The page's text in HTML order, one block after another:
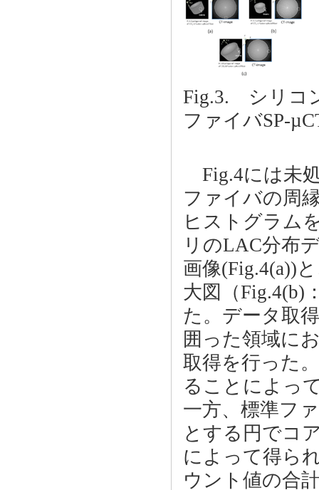
Fig.3. シリコ
ファイバSP-
Fig.4には未
ファイバの周
ヒストグラム
リのLAC分布
画像(Fig.4(a))
大図（Fig.4(b)
た。データ取
囲った領域に
取得を行った
ることによっ
一方、標準フ
とする円でコ
によって得ら
ウント値の合